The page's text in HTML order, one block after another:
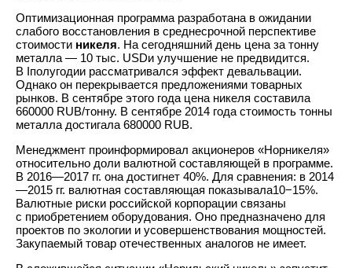
Оптимизационная программа разработана в ожидании
слабого восстановления в среднесрочной перспективе
стоимости никеля. На сегодняшний день цена за тонну
металла — 10 тыс. USDи улучшение не предвидится.
В Iполугодии рассматривался эффект девальвации.
Однако он перекрывается предложениями товарных
рынков. В сентябре этого года цена никеля составила
660000 RUB/тонну. В сентябре 2014 года стоимость тонны
металла достигала 680000 RUB.
Менеджмент проинформировал акционеров «Норникеля»
относительно доли валютной составляющей в программе.
В 2016—2017 гг. она достигнет 40%. Для сравнения: в 2014
—2015 гг. валютная составляющая показывала10−15%.
Валютные риски российской корпорации связаны
с приобретением оборудования. Оно предназначено для
проектов по экологии и усовершенствования мощностей.
Закупаемый товар отечественных аналогов не имеет.